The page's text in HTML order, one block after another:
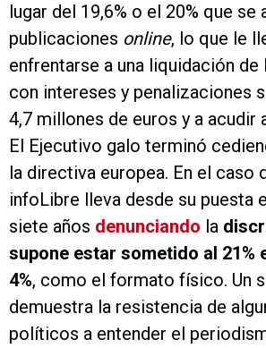
lugar del 19,6% o el 20% que se
publicaciones online, lo que le
enfrentarse a una liquidación de
con intereses y penalizaciones
4,7 millones de euros y a acudir
El Ejecutivo galo terminó
la directiva europea. En el caso
infoLibre lleva desde su puesta
siete años denunciando la
supone estar sometido al 21%
4%, como el formato físico. Un
demuestra la resistencia de
políticos a entender el